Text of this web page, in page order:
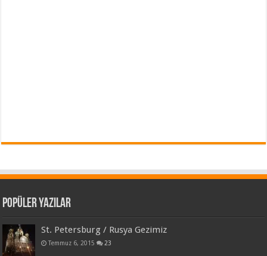
Popüler Yazılar
St. Petersburg / Rusya Gezimiz
Temmuz 6, 2015 23